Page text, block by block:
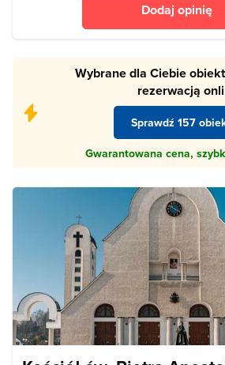
Dodaj opinię
Wybrane dla Ciebie
rezerwacją
Sprawdź 157
Gwarantowana cena,